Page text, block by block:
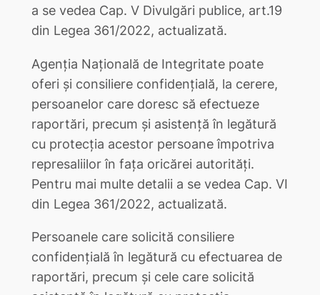
a se vedea Cap. V Divulgări publice, art.19
din Legea 361/2022, actualizată.
Agenția Națională de Integritate poate
oferi și consiliere confidențială, la cerere,
persoanelor care doresc să efectueze
raportări, precum și asistență în legătură
cu protecția acestor persoane împotriva
represaliilor în fața oricărei autorități.
Pentru mai multe detalii a se vedea Cap. VI
din Legea 361/2022, actualizată.
Persoanele care solicită consiliere
confidențială în legătură cu efectuarea de
raportări, precum și cele care solicită